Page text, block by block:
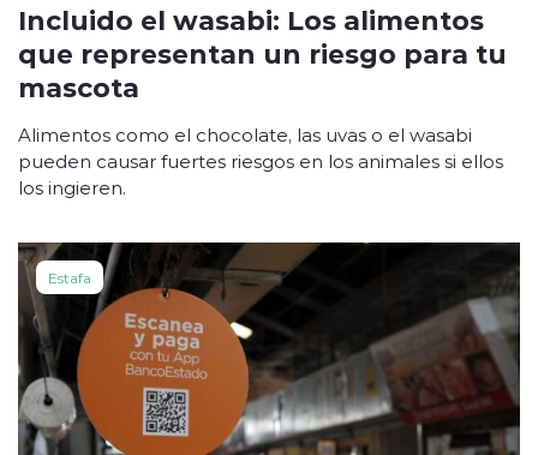
Incluido el wasabi: Los alimentos
que representan un riesgo para tu
mascota
Alimentos como el chocolate, las uvas o el wasabi
pueden causar fuertes riesgos en los animales si ellos
los ingieren.
Estafa